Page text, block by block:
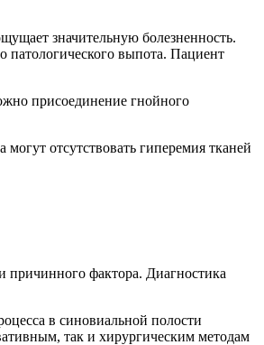
значительную болезненность.
патологического выпота. Пациент
присоединение гнойного
отсутствовать гиперемия тканей
причинного фактора. Диагностика
в синовиальной полости
так и хирургическим методам